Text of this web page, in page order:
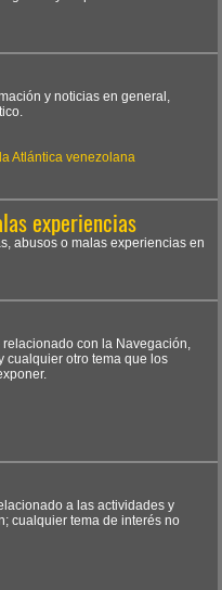
y noticias en general,
Atlántica venezolana
experiencias
abusos o malas experiencias en
con la Navegación,
cualquier otro tema que los
a las actividades y
cualquier tema de interés no